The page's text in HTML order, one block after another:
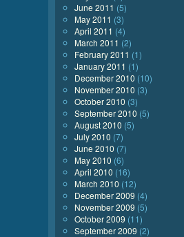
June 2011 (5)
May 2011 (3)
April 2011 (4)
March 2011 (2)
February 2011 (1)
January 2011 (1)
December 2010 (10)
November 2010 (3)
October 2010 (3)
September 2010 (5)
August 2010 (5)
July 2010 (7)
June 2010 (7)
May 2010 (6)
April 2010 (16)
March 2010 (12)
December 2009 (4)
November 2009 (5)
October 2009 (11)
September 2009 (2)